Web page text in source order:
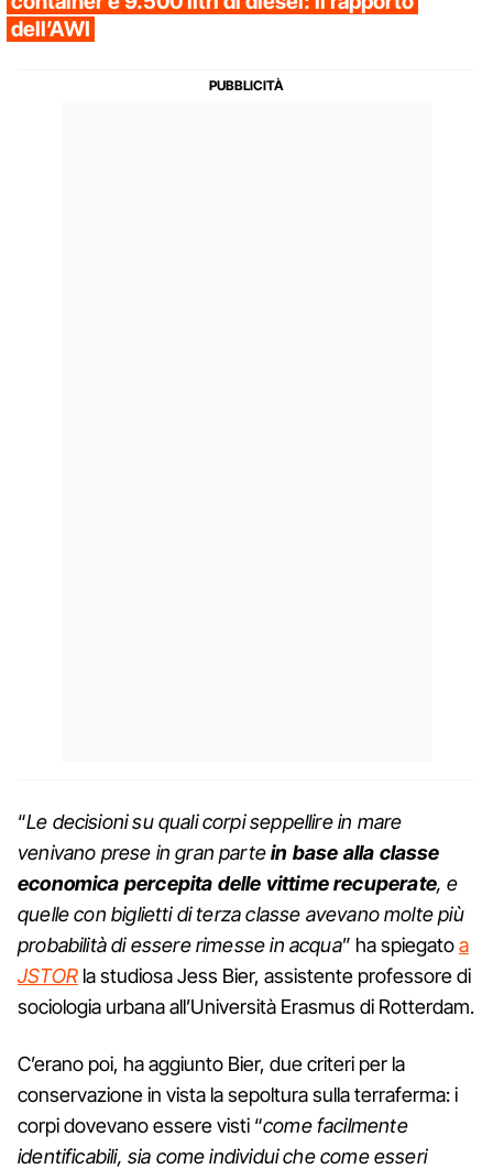
dell’AWI
“Le decisioni su quali corpi seppellire in mare
venivano prese in gran partein base alla classe
economica percepita delle vittime recuperate, e
quelle con biglietti di terza classe avevano molte più
probabilità di essere rimesse in acqua” ha spiegatoa
JSTORla studiosa Jess Bier, assistente professore di
sociologia urbana all’Università Erasmus di Rotterdam.
C’erano poi, ha aggiunto Bier, due criteri per la
conservazione in vista la sepoltura sulla terraferma: i
corpi dovevano essere visti “come facilmente
identificabili, sia come individui che come esseri